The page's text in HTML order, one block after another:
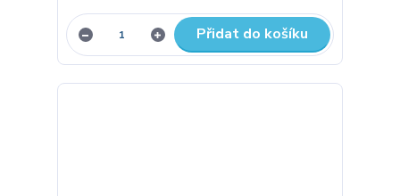
Přidat do košíku